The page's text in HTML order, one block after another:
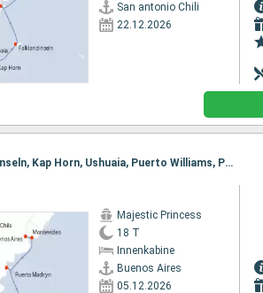
San antonio Chili
22.12.2026
Reiseroute : Buenos Aires, Montevideo, Puerto Madryn, Falklandinseln, Kap Horn, Ushuaia, Puerto Williams, Punta Arenas, Puerto Montt, San antonio Chili, Santiago de Chile
Majestic Princess
18 T
Innenkabine
Buenos Aires
05.12.2026